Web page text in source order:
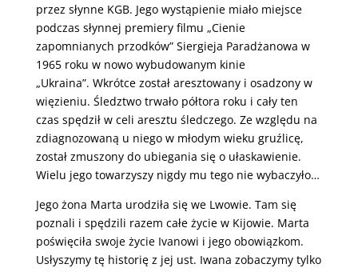
przez słynne KGB. Jego wystąpienie miało miejsce
podczas słynnej premiery filmu „Cienie
zapomnianych przodków” Siergieja Paradżanowa w
1965 roku w nowo wybudowanym kinie
„Ukraina”. Wkrótce został aresztowany i osadzony w
więzieniu. Śledztwo trwało półtora roku i cały ten
czas spędził w celi aresztu śledczego. Ze względu na
zdiagnozowaną u niego w młodym wieku gruźlicę,
został zmuszony do ubiegania się o ułaskawienie.
Wielu jego towarzyszy nigdy mu tego nie wybaczyło…
Jego żona Marta urodziła się we Lwowie. Tam się
poznali i spędzili razem całe życie w Kijowie. Marta
poświęciła swoje życie Ivanowi i jego obowiązkom.
Usłyszymy tę historię z jej ust. Iwana zobaczymy tylko